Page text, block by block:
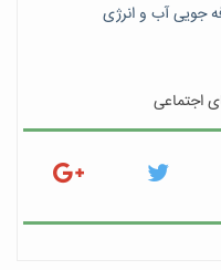
جویی آب و انرژی
اجتماعی